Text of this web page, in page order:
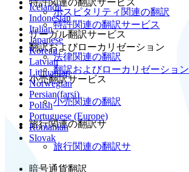
特許関連の翻訳サービス
翻訳およびローカリゼーション
翻訳およびローカリゼーション
ホスピタリティ関連の翻訳
リーガル翻訳サービス
法律関連の翻訳
小売翻訳サービス
小売関連の翻訳
旅行関連の翻訳サ
旅行関連の翻訳サ
暗号通貨翻訳
Icelandic
Indonesian
Italian
Japanese
Korean
Latvian
Lithuanian
Norwegian
Persian(farsi)
Polish
Portuguese (Europe)
Romanian
Slovak